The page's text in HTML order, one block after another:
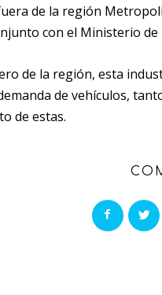
de la región
con el Ministerio
de la región, esta
de vehículos,
de estas.